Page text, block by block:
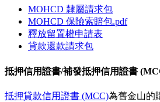
MOHCD 隸屬請求包
MOHCD 保險索賠包.pdf
釋放留置權申請表
貸款還款請求包
抵押信用證書/補發抵押信用證書
抵押貸款信用證書 (MCC)為舊金山的